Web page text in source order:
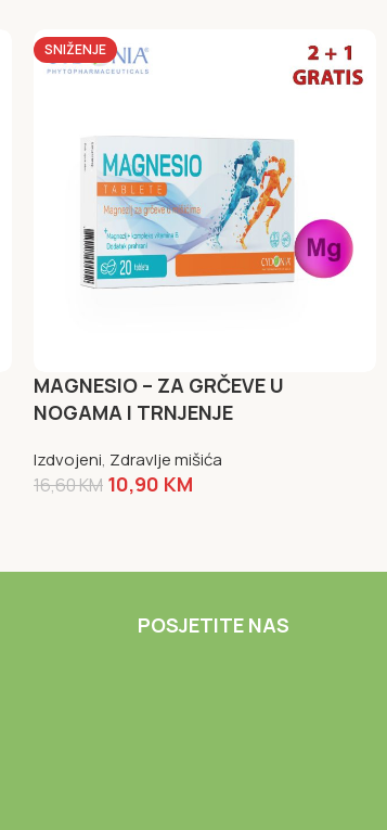
SNIŽENJE
MAGNESIO – ZA GRČEVE U
NOGAMA I TRNJENJE
Izdvojeni, Zdravlje mišića
16,60KM 10,90 KM
POSJETITE NAS